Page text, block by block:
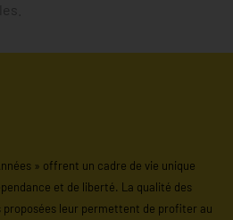
» offrent un cadre de vie unique
et de liberté. La qualité des
leur permettent de profiter au